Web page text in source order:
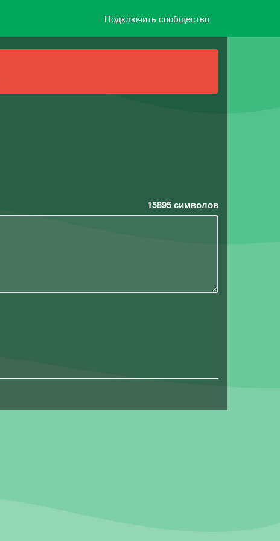
Подключить сообщество
15895символов